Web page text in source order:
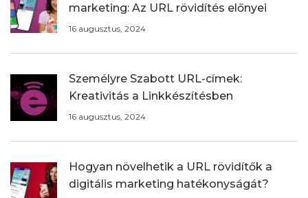
marketing: Az URL rövidítés előnyei
16 augusztus, 2024
Személyre Szabott URL-címek:
Kreativitás a Linkkészítésben
16 augusztus, 2024
Hogyan növelhetik a URL rövidítők a
digitális marketing hatékonyságát?